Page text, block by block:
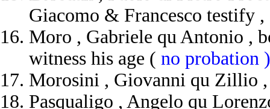
Giacomo & Francesco testify
Moro , Gabriele qu Antonio ,
witness his age ( no probation )
Morosini , Giovanni qu Zillio
Pasqualigo , Angelo qu